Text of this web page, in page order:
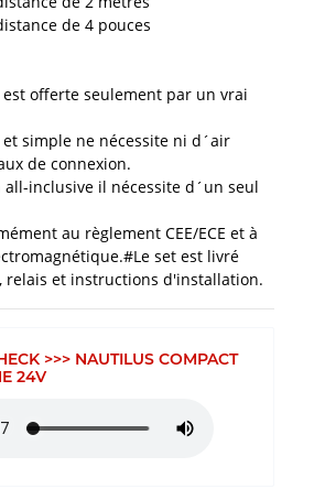
de 4 pouces
offerte seulement par un vrai
simple ne nécessite ni d´air
de connexion.
all-inclusive il nécessite d´un seul
au règlement CEE/ECE et à
set est livré
relais et instructions d'installation.
>>> NAUTILUS COMPACT
24V